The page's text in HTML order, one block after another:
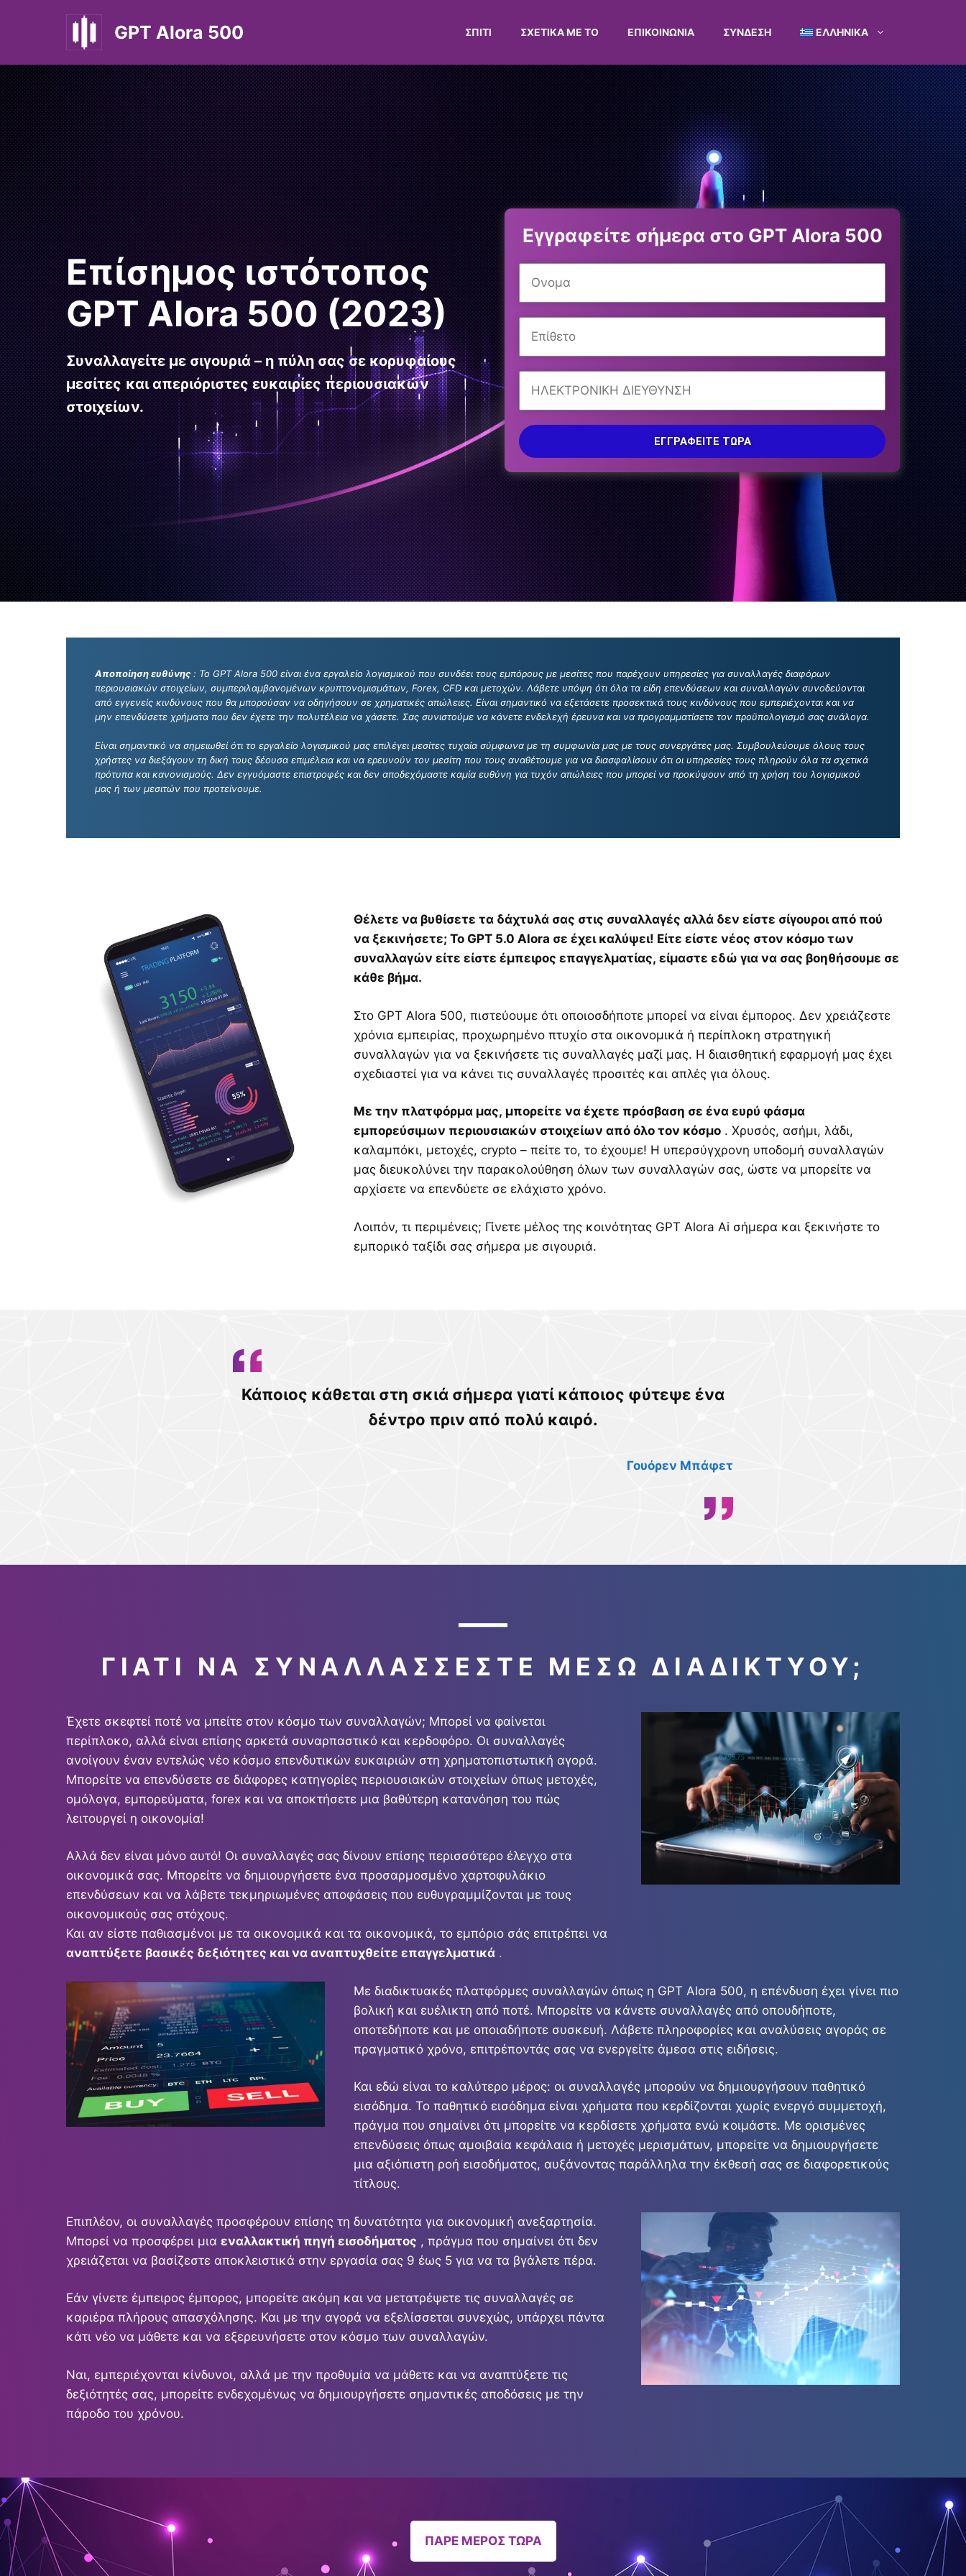
περιεχόμενο
GPT Alora 500 ΣΠΊΤΙ ΣΧΕΤΙΚΆ ΜΕ ΤΟ ΕΠΙΚΟΙΝΩΝΊΑ ΣΎΝΔΕΣΗ ΕΛΛΗΝΙΚΆ
Επίσημος ιστότοπος
GPT Alora 500 (2023)
Συναλλαγείτε με σιγουριά – η πύλη σας σε κορυφαίους
μεσίτες και απεριόριστες ευκαιρίες περιουσιακών
στοιχείων.
Εγγραφείτε σήμερα στο GPT Alora 500
ΕΓΓΡΑΦΕΊΤΕ ΤΏΡΑ
Αποποίηση ευθύνης : Το GPT Alora 500 είναι ένα εργαλείο λογισμικού που συνδέει τους εμπόρους με μεσίτες που παρέχουν υπηρεσίες για συναλλαγές διαφόρων
περιουσιακών στοιχείων, συμπεριλαμβανομένων κρυπτονομισμάτων, Forex, CFD και μετοχών. Λάβετε υπόψη ότι όλα τα είδη επενδύσεων και συναλλαγών συνοδεύονται
από εγγενείς κινδύνους που θα μπορούσαν να οδηγήσουν σε χρηματικές απώλειες. Είναι σημαντικό να εξετάσετε προσεκτικά τους κινδύνους που εμπεριέχονται και να
μην επενδύσετε χρήματα που δεν έχετε την πολυτέλεια να χάσετε. Σας συνιστούμε να κάνετε ενδελεχή έρευνα και να προγραμματίσετε τον προϋπολογισμό σας ανάλογα.
Είναι σημαντικό να σημειωθεί ότι το εργαλείο λογισμικού μας επιλέγει μεσίτες τυχαία σύμφωνα με τη συμφωνία μας με τους συνεργάτες μας. Συμβουλεύουμε όλους τους
χρήστες να διεξάγουν τη δική τους δέουσα επιμέλεια και να ερευνούν τον μεσίτη που τους αναθέτουμε για να διασφαλίσουν ότι οι υπηρεσίες τους πληρούν όλα τα σχετικά
πρότυπα και κανονισμούς. Δεν εγγυόμαστε επιστροφές και δεν αποδεχόμαστε καμία ευθύνη για τυχόν απώλειες που μπορεί να προκύψουν από τη χρήση του λογισμικού
μας ή των μεσιτών που προτείνουμε.
Θέλετε να βυθίσετε τα δάχτυλά σας στις συναλλαγές αλλά δεν είστε σίγουροι από πού
να ξεκινήσετε; Το GPT 5.0 Alora σε έχει καλύψει! Είτε είστε νέος στον κόσμο των
συναλλαγών είτε είστε έμπειρος επαγγελματίας, είμαστε εδώ για να σας βοηθήσουμε σε
κάθε βήμα.
Στο GPT Alora 500, πιστεύουμε ότι οποιοσδήποτε μπορεί να είναι έμπορος. Δεν χρειάζεστε
χρόνια εμπειρίας, προχωρημένο πτυχίο στα οικονομικά ή περίπλοκη στρατηγική
συναλλαγών για να ξεκινήσετε τις συναλλαγές μαζί μας. Η διαισθητική εφαρμογή μας έχει
σχεδιαστεί για να κάνει τις συναλλαγές προσιτές και απλές για όλους.
Με την πλατφόρμα μας, μπορείτε να έχετε πρόσβαση σε ένα ευρύ φάσμα
εμπορεύσιμων περιουσιακών στοιχείων από όλο τον κόσμο. Χρυσός, ασήμι, λάδι,
καλαμπόκι, μετοχές, crypto – πείτε το, το έχουμε! Η υπερσύγχρονη υποδομή συναλλαγών
μας διευκολύνει την παρακολούθηση όλων των συναλλαγών σας, ώστε να μπορείτε να
αρχίσετε να επενδύετε σε ελάχιστο χρόνο.
Λοιπόν, τι περιμένεις; Γίνετε μέλος της κοινότητας GPT Alora Ai σήμερα και ξεκινήστε το
εμπορικό ταξίδι σας σήμερα με σιγουριά.
Κάποιος κάθεται στη σκιά σήμερα γιατί κάποιος φύτεψε ένα
δέντρο πριν από πολύ καιρό.
Γουόρεν Μπάφετ
ΓΙΑΤΊ ΝΑ ΣΥΝΑΛΛΆΣΣΕΣΤΕ ΜΈΣΩ ΔΙΑΔΙΚΤΎΟΥ;
Έχετε σκεφτεί ποτέ να μπείτε στον κόσμο των συναλλαγών; Μπορεί να φαίνεται
περίπλοκο, αλλά είναι επίσης αρκετά συναρπαστικό και κερδοφόρο. Οι συναλλαγές
ανοίγουν έναν εντελώς νέο κόσμο επενδυτικών ευκαιριών στη χρηματοπιστωτική αγορά.
Μπορείτε να επενδύσετε σε διάφορες κατηγορίες περιουσιακών στοιχείων όπως μετοχές,
ομόλογα, εμπορεύματα, forex και να αποκτήσετε μια βαθύτερη κατανόηση του πώς
λειτουργεί η οικονομία!
Αλλά δεν είναι μόνο αυτό! Οι συναλλαγές σας δίνουν επίσης περισσότερο έλεγχο στα
οικονομικά σας. Μπορείτε να δημιουργήσετε ένα προσαρμοσμένο χαρτοφυλάκιο
επενδύσεων και να λάβετε τεκμηριωμένες αποφάσεις που ευθυγραμμίζονται με τους
οικονομικούς σας στόχους.
Και αν είστε παθιασμένοι με τα οικονομικά και τα οικονομικά, το εμπόριο σάς επιτρέπει να
αναπτύξετε βασικές δεξιότητες και να αναπτυχθείτε επαγγελματικά .
Με διαδικτυακές πλατφόρμες συναλλαγών όπως η GPT Alora 500, η επένδυση έχει γίνει πιο
βολική και ευέλικτη από ποτέ. Μπορείτε να κάνετε συναλλαγές από οπουδήποτε,
οποτεδήποτε και με οποιαδήποτε συσκευή. Λάβετε πληροφορίες και αναλύσεις αγοράς σε
πραγματικό χρόνο, επιτρέποντάς σας να ενεργείτε άμεσα στις ειδήσεις.
Και εδώ είναι το καλύτερο μέρος: οι συναλλαγές μπορούν να δημιουργήσουν παθητικό
εισόδημα. Το παθητικό εισόδημα είναι χρήματα που κερδίζονται χωρίς ενεργό συμμετοχή,
πράγμα που σημαίνει ότι μπορείτε να κερδίσετε χρήματα ενώ κοιμάστε. Με ορισμένες
επενδύσεις όπως αμοιβαία κεφάλαια ή μετοχές μερισμάτων, μπορείτε να δημιουργήσετε
μια αξιόπιστη ροή εισοδήματος, αυξάνοντας παράλληλα την έκθεσή σας σε διαφορετικούς
τίτλους.
Επιπλέον, οι συναλλαγές προσφέρουν επίσης τη δυνατότητα για οικονομική ανεξαρτησία.
Μπορεί να προσφέρει μια εναλλακτική πηγή εισοδήματος , πράγμα που σημαίνει ότι δεν
χρειάζεται να βασίζεστε αποκλειστικά στην εργασία σας 9 έως 5 για να τα βγάλετε πέρα.
Εάν γίνετε έμπειρος έμπορος, μπορείτε ακόμη και να μετατρέψετε τις συναλλαγές σε
καριέρα πλήρους απασχόλησης. Και με την αγορά να εξελίσσεται συνεχώς, υπάρχει πάντα
κάτι νέο να μάθετε και να εξερευνήσετε στον κόσμο των συναλλαγών.
Ναι, εμπεριέχονται κίνδυνοι, αλλά με την προθυμία να μάθετε και να αναπτύξετε τις
δεξιότητές σας, μπορείτε ενδεχομένως να δημιουργήσετε σημαντικές αποδόσεις με την
πάροδο του χρόνου.
ΠΑΡΕ ΜΕΡΟΣ ΤΩΡΑ